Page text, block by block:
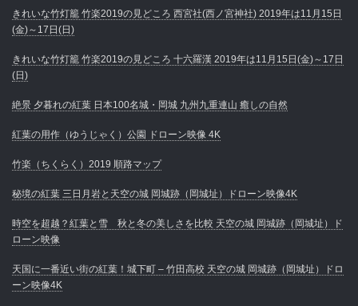
きれいな竹灯籠 竹楽2019の見どころ 西宮社(西ノ宮神社) 2019年は11月15日
(金)～17日(日)
きれいな竹灯籠 竹楽2019の見どころ 十六羅漢 2019年は11月15日(金)～17日
(日)
絶景 夕暮れの紅葉 日本100名城・岡城 九州九重連山 癒しの自然
紅葉の用作（ゆうじゃく）公園 ドローン映像 4K
竹楽（ちくらく）2019 順路マップ
秘境の紅葉 三日月岩と天空の城 岡城跡（岡城址）ドローン映像4K
時空を超越？紅葉と雪 秋と冬の美しさを比較 天空の城 岡城跡（岡城址）ド
ローン映像
天国に一番近い街の紅葉！城下町 – 竹田高校 天空の城 岡城跡（岡城址）ドロ
ーン映像4K